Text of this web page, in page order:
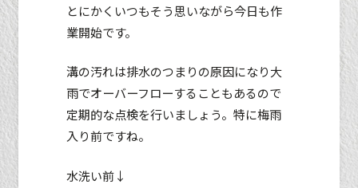
とにかくいつもそう思いながら今日も作
業開始です。
溝の汚れは排水のつまりの原因になり大
雨でオーバーフローすることもあるので
定期的な点検を行いましょう。特に梅雨
入り前ですね。
水洗い前↓